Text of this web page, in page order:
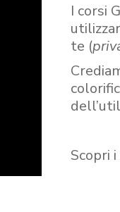
I corsi
te (
Scopri